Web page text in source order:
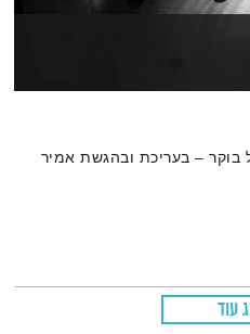
בוקר – בעריכת ובהגשת אמיר
עוד